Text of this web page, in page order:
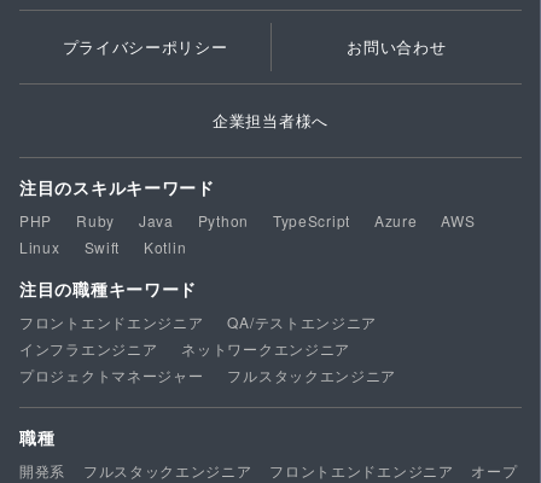
プライバシーポリシー お問い合わせ
企業担当者様へ
注目のスキルキーワード
PHP Ruby Java Python TypeScript Azure
AWS
Linux
Swift Kotlin
注目の職種キーワード
フロントエンドエンジニア
QA/テストエンジニア
インフラエンジニア
ネットワークエンジニア
プロジェクトマネージャー
フルスタックエンジニア
職種
開発系 フルスタックエンジニア フロントエンドエンジニア
オープ